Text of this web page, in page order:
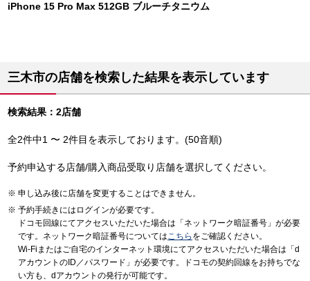
iPhone 15 Pro Max 512GB ブルーチタニウム
三木市の店舗を検索した結果を表示しています
検索結果：2店舗
全2件中1 〜 2件目を表示しております。(50音順)
予約申込する店舗/購入商品受取り店舗を選択してください。
申し込み後に店舗を変更することはできません。
予約手続きにはログインが必要です。
ドコモ回線にてアクセスいただいた場合は「ネットワーク暗証番号」が必要
です。ネットワーク暗証番号についてはこちら をご確認ください。
Wi-Fiまたはご自宅のインターネット環境にてアクセスいただいた場合は「d
アカウントのID／パスワード」が必要です。ドコモの契約回線をお持ちでな
い方も、dアカウントの発行が可能です。